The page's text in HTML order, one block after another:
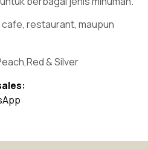
restaurant, maupun
& Silver